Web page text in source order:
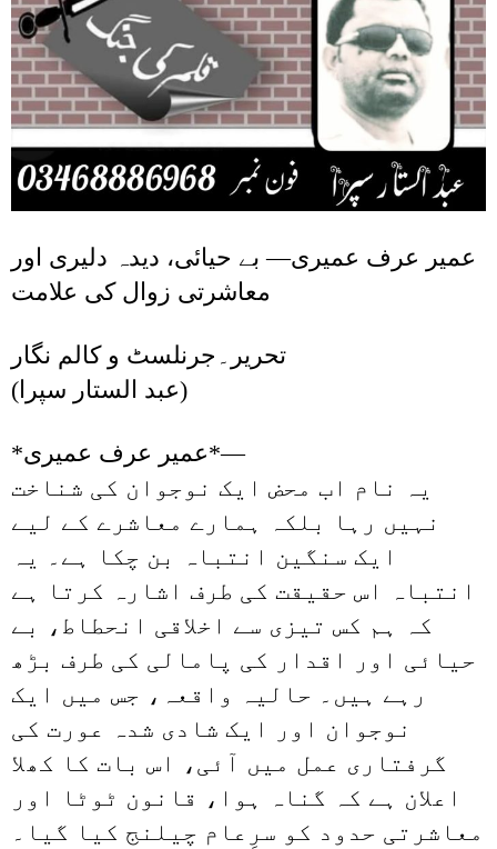
عمیر عرف عمیری— بے حیائی، دیدہ دلیری اور
معاشرتی زوال کی علامت
تحریر۔جرنلسٹ و کالم نگار
(عبد الستار سپرا)
*عمیر عرف عمیری*—
یہ نام اب محض ایک نوجوان کی شناخت
نہیں رہا بلکہ ہمارے معاشرے کے لیے
ایک سنگین انتباہ بن چکا ہے۔ یہ
انتباہ اس حقیقت کی طرف اشارہ کرتا ہے
کہ ہم کس تیزی سے اخلاقی انحطاط، بے
حیائی اور اقدار کی پامالی کی طرف بڑھ
رہے ہیں۔ حالیہ واقعہ، جس میں ایک
نوجوان اور ایک شادی شدہ عورت کی
گرفتاری عمل میں آئی، اس بات کا کھلا
اعلان ہے کہ گناہ ہوا، قانون ٹوٹا اور
معاشرتی حدود کو سرِعام چیلنج کیا گیا۔